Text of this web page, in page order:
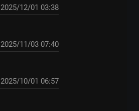
2025/12/01 03:38
2025/11/03 07:40
2025/10/01 06:57